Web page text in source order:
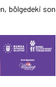
bölgedeki son